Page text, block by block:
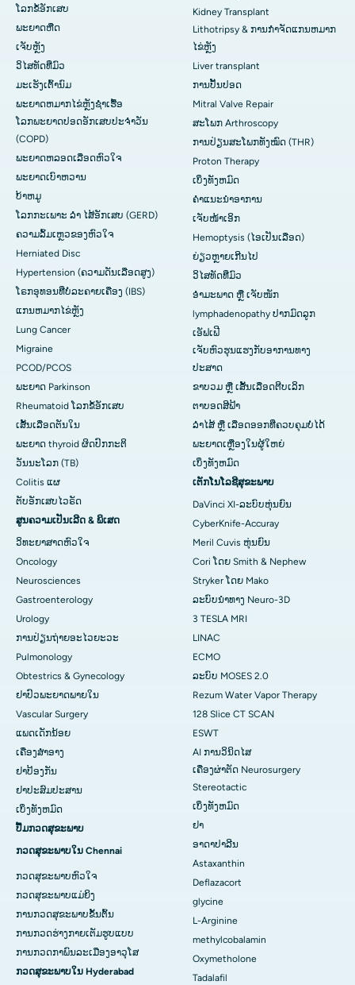
ໂລກຂໍ້ອັກເສບ
ພະຍາດຫືດ
ເຈັບ​ຫຼັງ
ວິໄສທັດທີ່ມົວ
ມະເຮັງເຕົ້ານົມ
ພະຍາດຫມາກໄຂ່ຫຼັງຊໍາເຮື້ອ
ໂລກພະຍາດປອດອັກເສບປະຈໍາວັນ
(COPD)
ພະຍາດຫລອດເລືອດຫົວໃຈ
ພະຍາດເບົາຫວານ
ບ້າຫມູ
ໂລກກະເພາະ ລຳ ໄສ້ອັກເສບ (GERD)
ຄວາມລົ້ມເຫຼວຂອງຫົວໃຈ
Herniated Disc
Hypertension (ຄວາມດັນເລືອດສູງ)
ໂຣກອຸທອນທີ່ບໍ່ລະຄາຍເຄືອງ (IBS)
ແກນ​ຫມາກ​ໄຂ່​ຫຼັງ
Lung Cancer
Migraine
PCOD/PCOS
ພະຍາດ Parkinson
Rheumatoid ໂລກຂໍ້ອັກເສບ
ເສັ້ນເລືອດຕັນໃນ
ພະຍາດ thyroid ຜິດປົກກະຕິ
ວັນນະໂລກ (TB)
Colitis ແຜ
ຕັບອັກເສບໄວຣັດ
ສູນຄວາມເປັນເລີດ & ພິເສດ
ວິທະຍາສາດຫົວໃຈ
Oncology
Neurosciences
Gastroenterology
Urology
ການປ່ຽນຖ່າຍອະໄວຍະວະ
Pulmonology
Obtestrics & Gynecology
ຢາ​ປົວ​ພະ​ຍາດ​ພາຍ​ໃນ
Vascular Surgery
ແພດເດັກນ້ອຍ
ເຄື່ອງສໍາອາງ
ຢາປ້ອງກັນ
ຢາປະສົມປະສານ
ເບິ່ງທັງຫມົດ
ປື້ມກວດສຸຂະພາບ
ກວດສຸຂະພາບໃນ Chennai
ກວດສຸຂະພາບຫົວໃຈ
ກວດສຸຂະພາບແມ່ຍິງ
ການກວດສຸຂະພາບຂັ້ນຕົ້ນ
ການກວດຮ່າງກາຍເຕັມຮູບແບບ
ການກວດກາພົນລະເມືອງອາວຸໂສ
ກວດສຸຂະພາບໃນ Hyderabad
Kidney Transplant
Lithotripsy & ການກໍາຈັດແກນຫມາກ
ໄຂ່ຫຼັງ
Liver transplant
ການປັ້ນປອດ
Mitral Valve Repair
ສະໂພກ Arthroscopy
ການປ່ຽນສະໂພກທັງໝົດ (THR)
Proton Therapy
ເບິ່ງທັງຫມົດ
ຄໍາແນະນໍາອາການ
ເຈັບໜ້າເອິກ
Hemoptysis (ໄອເປັນເລືອດ)
ຍ່ຽວຫຼາຍເກີນໄປ
ວິໄສທັດທີ່ມົວ
ອຳມະພາດ ຫຼື ເຈັບໜັກ
lymphadenopathy ປາກມົດລູກ
ເອັຟເຟີ
ເຈັບຫົວຮຸນແຮງກັບອາການທາງ
ປະສາດ
ຂາບວມ ຫຼື ເສັ້ນເລືອດຕີບເລິກ
ຕາບອດສີຟ້າ
ລຳໄສ້ ຫຼື ເລືອດອອກທີ່ຄວບຄຸມບໍ່ໄດ້
ພະຍາດເຫຼືອງໃນຜູ້ໃຫຍ່
ເບິ່ງທັງຫມົດ
ເຕັກໂນໂລຊີສຸຂະພາບ
DaVinci XI-ລະບົບຫຸ່ນຍົນ
CyberKnife-Accuray
Meril Cuvis ຫຸ່ນຍົນ
Cori ໂດຍ Smith & Nephew
Stryker ໂດຍ Mako
ລະບົບນຳທາງ Neuro-3D
3 TESLA MRI
LINAC
ECMO
ລະບົບ MOSES 2.0
Rezum Water Vapor Therapy
128 Slice CT SCAN
ESWT
AI ການວິນິດໄສ
ເຄື່ອງຜ່າຕັດ Neurosurgery
Stereotactic
ເບິ່ງທັງຫມົດ
ຢາ
ອາດາປາລີນ
Astaxanthin
Deflazacort
glycine
L-Arginine
methylcobalamin
Oxymetholone
Tadalafil